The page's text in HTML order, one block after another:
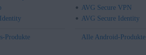
Produkte
AVG Secure VPN
AVG Secure Identity
Alle Android-Produkte